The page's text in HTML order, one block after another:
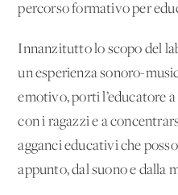
percorso formativo per
Innanzitutto lo scopo del
un esperienza sonoro-
emotivo, porti l’educatore
con i ragazzi e a
agganci educativi che
appunto, dal suono e dalla